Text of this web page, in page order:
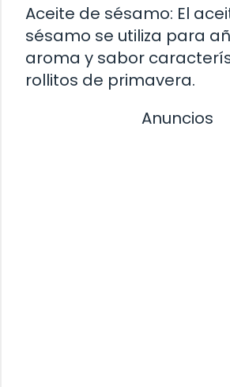
Aceite de sésamo: El
sésamo se utiliza para
aroma y sabor
rollitos de primavera.
Anuncios